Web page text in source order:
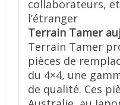
collaborateurs,
l’étranger
Terrain Tamer
Terrain Tamer
pièces de
du 4×4, une
de qualité. Ces